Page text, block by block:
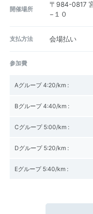
開催場所
〒984-0817
−１０
支払方法 会場払い
参加費
Aグループ 4:20/km :
Bグループ 4:40/km :
Cグループ 5:00/km :
Dグループ 5:20/km :
Eグループ 5:40/km :